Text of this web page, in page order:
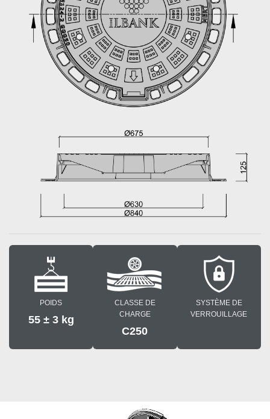
POIDS
55 ± 3 kg
CLASSE DE
CHARGE
C250
SYSTÈME DE
VERROUILLAGE